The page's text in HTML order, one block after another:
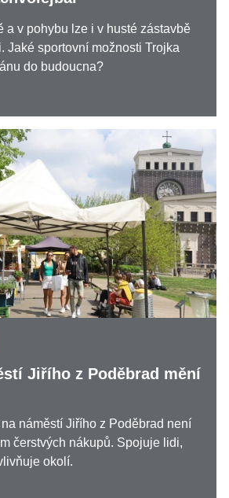
a v pohybu lze i v husté zástavbě
Jaké sportovní možnosti Trojka
do budoucna?
Jiřího z Poděbrad mění
náměstí Jiřího z Poděbrad není
čerstvých nákupů. Spojuje lidi,
okolí.